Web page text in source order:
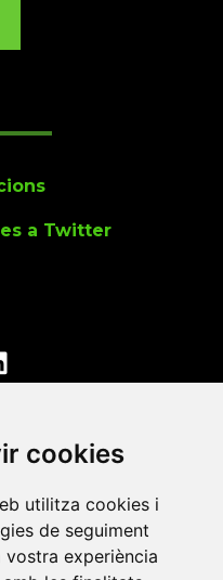
cookies
utilitza cookies i
de seguiment
vostra experiència
a Twitter